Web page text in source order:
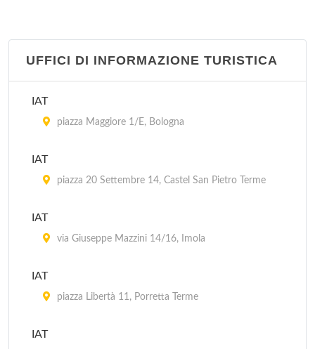
UFFICI DI INFORMAZIONE TURISTICA
IAT
piazza Maggiore 1/E, Bologna
IAT
piazza 20 Settembre 14, Castel San Pietro Terme
IAT
via Giuseppe Mazzini 14/16, Imola
IAT
piazza Libertà 11, Porretta Terme
IAT